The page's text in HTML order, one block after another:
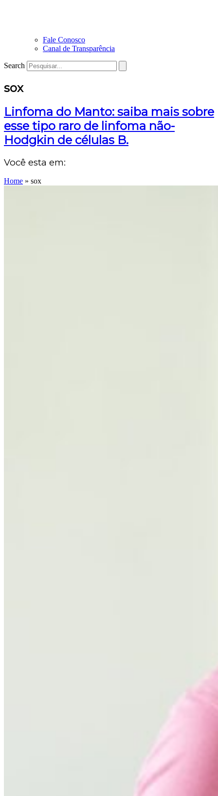
Fale Conosco
Canal de Transparência
Search
sox
Linfoma do Manto: saiba mais sobre
esse tipo raro de linfoma não-
Hodgkin de células B.
Você esta em:
Home » sox